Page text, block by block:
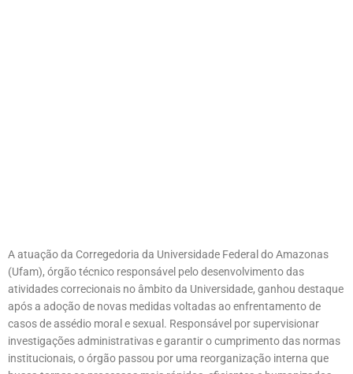
A atuação da Corregedoria da Universidade Federal do Amazonas
(Ufam), órgão técnico responsável pelo desenvolvimento das
atividades correcionais no âmbito da Universidade, ganhou destaque
após a adoção de novas medidas voltadas ao enfrentamento de
casos de assédio moral e sexual. Responsável por supervisionar
investigações administrativas e garantir o cumprimento das normas
institucionais, o órgão passou por uma reorganização interna que